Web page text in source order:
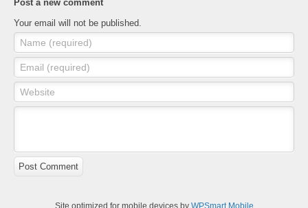
Post a new comment
Your email will not be published.
Name (required)
Email (required)
Website
Post Comment
Site optimized for mobile devices by WPSmart Mobile